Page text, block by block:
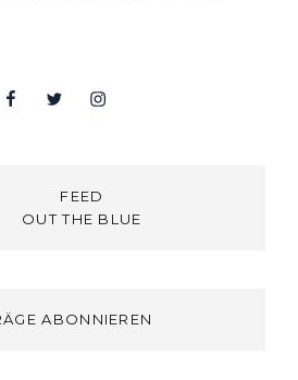
FacebookTwitterInsta
FEED
OUT THE BLUE
ABONNIEREN